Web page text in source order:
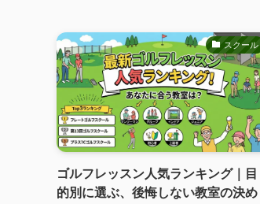
スクール
ゴルフレッスン人気ランキング｜目
的別に選ぶ、後悔しない教室の決め